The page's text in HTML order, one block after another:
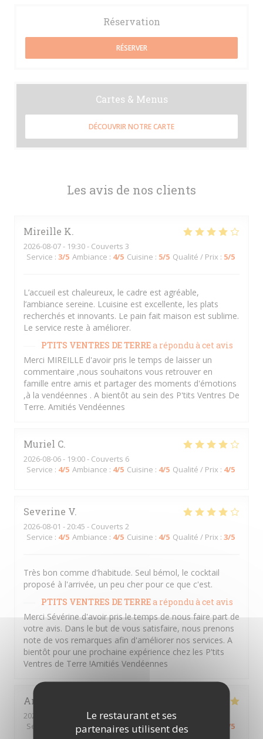
Le restaurant et ses
partenaires utilisent des
Les avis de nos clients
Mireille K
2026-08-07- 19:30 - Couverts 3
Service : 3/5 Ambiance : 4/5 Cuisine : 5/5 Qualité / Prix : 5/5
L’accueil est chaleureux, le cadre est agréable,
l’ambiance sereine. Lcuisine est excellente, les plats
recherchés et innovants. Le pain fait maison est sublime.
Le service reste à améliorer.
PTITS VENTRES DE TERREa répondu à cet avis
Merci MIREILLE d'avoir pris le temps de laisser un
commentaire ,nous souhaitons vous retrouver en
famille entre amis et partager des moments d'émotions
,à la vendéennes . A bientôt au sein des P'tits Ventres De
Terre. Amitiés Vendéennes
Muriel C
2026-08-06- 19:00 - Couverts 6
Service : 4/5 Ambiance : 4/5 Cuisine : 4/5 Qualité / Prix : 4/5
Severine V
2026-08-01 - 20:45 - Couverts 2
Service : 4/5 Ambiance : 4/5 Cuisine : 4/5 Qualité / Prix : 3/5
Très bon comme d'habitude. Seul bémol, le cocktail
proposé à l'arrivée, un peu cher pour ce que c'est.
PTITS VENTRES DE TERREa répondu à cet avis
Merci Sévérine d'avoir pris le temps de nous faire part de
votre avis. Dans le but de vous satisfaire, nous prenons
note de vos remarques afin d'améliorer nos services. A
bientôt pour une prochaine expérience chez les P'tits
Ventres de Terre !Amitiés Vendéennes
Amandine
2026-08-01
- 12:30 - Couverts 2
Service
Ambiance:5/5 Cuisine:5/5 Qualité / Prix /5
Réservation
RÉSERVER
Cartes & Menus
DÉCOUVRIR NOTRE CARTE